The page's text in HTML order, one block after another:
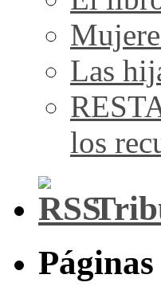
Las
los
Páginas